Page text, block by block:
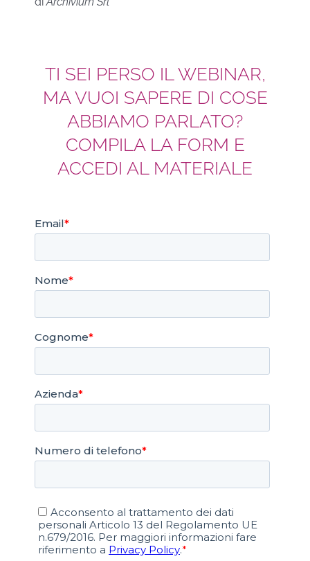
TI SEI PERSO IL WEBINAR,
MA VUOI SAPERE DI COSE
ABBIAMO PARLATO?
COMPILA LA FORM E
ACCEDI AL MATERIALE